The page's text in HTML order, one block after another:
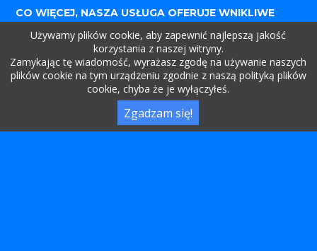
CO WIĘCEJ, NASZA USŁUGA OFERUJE WNIKLIWE
FUNKCJE ŚLEDZENIA. CZY ZASTANAWIAŁEŚ SIĘ
KIEDYŚ, ILE OSÓB KLIKNĘŁO UDOSTĘPNIONY LINK?
SHORTLINK.UK ZAPEWNIA ANALITYKĘ, KTÓRA DAJE
JASNY OBRAZ WYDAJNOŚCI LINKU. NIE CHODZI
TYLKO O SKRACANIE; CHODZI O ZROZUMIENIE, W
JAKI SPOSÓB ODBIORCY ANGAŻUJĄ SIĘ W TWOJE
Używamy plików cookie, aby zapewnić najlepszą jakość
korzystania z naszej witryny.
Zamykając tę wiadomość, wyrażasz zgodę na używanie naszych
plików cookie na tym urządzeniu zgodnie z naszą polityką plików
cookie, chyba że je wyłączyłeś.
Zgadzam się!